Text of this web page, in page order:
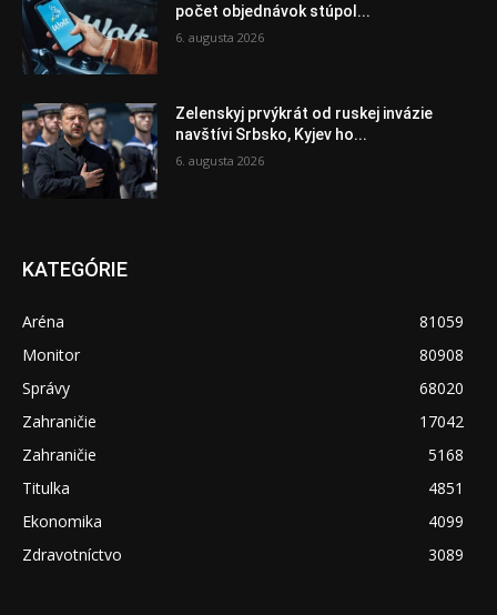
počet objednávok stúpol...
6. augusta 2026
Zelenskyj prvýkrát od ruskej invázie
navštívi Srbsko, Kyjev ho...
6. augusta 2026
KATEGÓRIE
Aréna
81059
Monitor
80908
Správy
68020
Zahraničie
17042
Zahraničie
5168
Titulka
4851
Ekonomika
4099
Zdravotníctvo
3089